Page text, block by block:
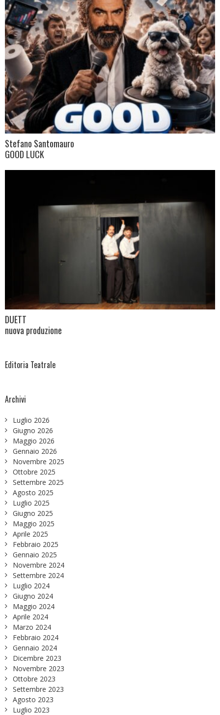
Stefano Santomauro
GOOD LUCK
DUETT
nuova produzione
Editoria Teatrale
Archivi
Luglio 2026
Giugno 2026
Maggio 2026
Gennaio 2026
Novembre 2025
Ottobre 2025
Settembre 2025
Agosto 2025
Luglio 2025
Giugno 2025
Maggio 2025
Aprile 2025
Febbraio 2025
Gennaio 2025
Novembre 2024
Settembre 2024
Luglio 2024
Giugno 2024
Maggio 2024
Aprile 2024
Marzo 2024
Febbraio 2024
Gennaio 2024
Dicembre 2023
Novembre 2023
Ottobre 2023
Settembre 2023
Agosto 2023
Luglio 2023